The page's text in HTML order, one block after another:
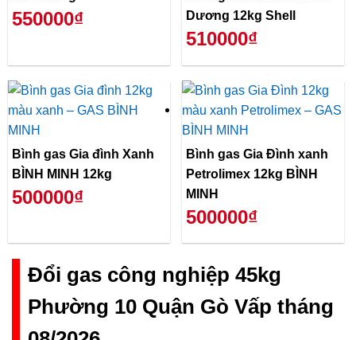
550000₫
Dương 12kg Shell
510000₫
Bình gas Gia đình Xanh
BÌNH MINH 12kg
500000₫
Bình gas Gia Đình xanh
Petrolimex 12kg BÌNH
MINH
500000₫
Đổi gas công nghiệp 45kg
Phường 10 Quận Gò Vấp tháng